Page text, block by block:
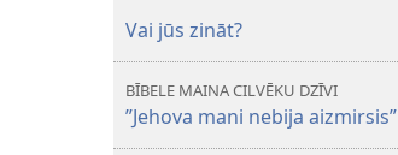
Vai jūs zināt?
BĪBELE MAINA CILVĒKU DZĪVI
”Jehova mani nebija aizmirsis”